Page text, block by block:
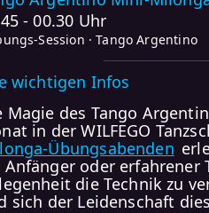
- 00.30 Uhr
Session · Tango Argentino
wichtigen Infos
Magie des Tango
in der WILFEGO
Übungsabenden
Anfänger oder erfahrener
die Technik zu
sich der Leidenschaft